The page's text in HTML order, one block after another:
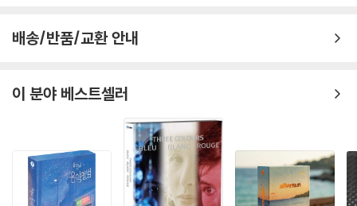
배송/반품/교환 안내
이 분야 베스트셀러